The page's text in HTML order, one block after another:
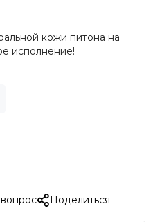
кожи питона на
исполнение!
Поделиться